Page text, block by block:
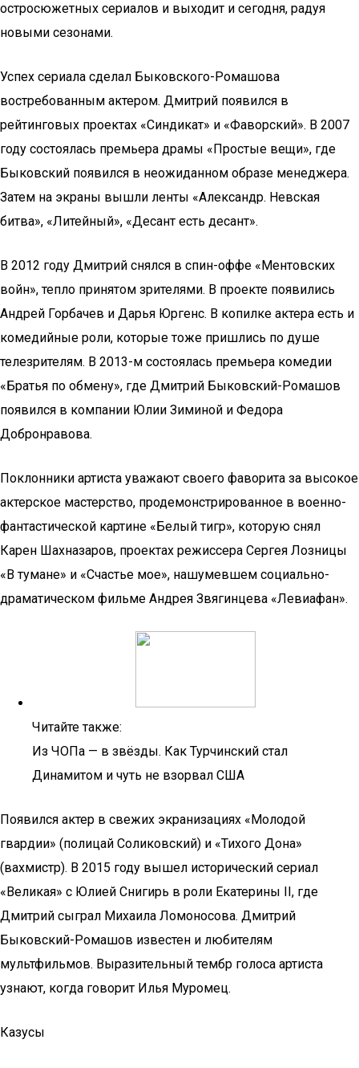
остросюжетных сериалов и выходит и сегодня, радуя
новыми сезонами.
Успех сериала сделал Быковского-Ромашова
востребованным актером. Дмитрий появился в
рейтинговых проектах «Синдикат» и «Фаворский». В 2007
году состоялась премьера драмы «Простые вещи», где
Быковский появился в неожиданном образе менеджера.
Затем на экраны вышли ленты «Александр. Невская
битва», «Литейный», «Десант есть десант».
В 2012 году Дмитрий снялся в спин-оффе «Ментовских
войн», тепло принятом зрителями. В проекте появились
Андрей Горбачев и Дарья Юргенс. В копилке актера есть и
комедийные роли, которые тоже пришлись по душе
телезрителям. В 2013-м состоялась премьера комедии
«Братья по обмену», где Дмитрий Быковский-Ромашов
появился в компании Юлии Зиминой и Федора
Добронравова.
Поклонники артиста уважают своего фаворита за высокое
актерское мастерство, продемонстрированное в военно-
фантастической картине «Белый тигр», которую снял
Карен Шахназаров, проектах режиссера Сергея Лозницы
«В тумане» и «Счастье мое», нашумевшем социально-
драматическом фильме Андрея Звягинцева «Левиафан».
Читайте также:
Из ЧОПа — в звёзды. Как Турчинский стал
Динамитом и чуть не взорвал США
Появился актер в свежих экранизациях «Молодой
гвардии» (полицай Соликовский) и «Тихого Дона»
(вахмистр). В 2015 году вышел исторический сериал
«Великая» с Юлией Снигирь в роли Екатерины II, где
Дмитрий сыграл Михаила Ломоносова. Дмитрий
Быковский-Ромашов известен и любителям
мультфильмов. Выразительный тембр голоса артиста
узнают, когда говорит Илья Муромец.
Казусы